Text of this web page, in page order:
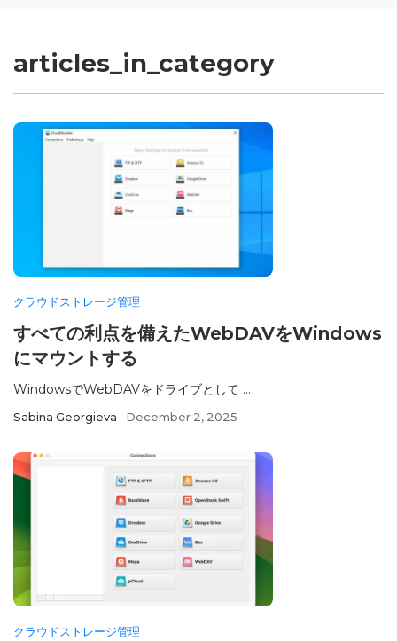
articles_in_category
クラウドストレージ管理
すべての利点を備えたWebDAVをWindows
にマウントする
WindowsでWebDAVをドライブとして ...
Sabina Georgieva December 2, 2025
クラウドストレージ管理